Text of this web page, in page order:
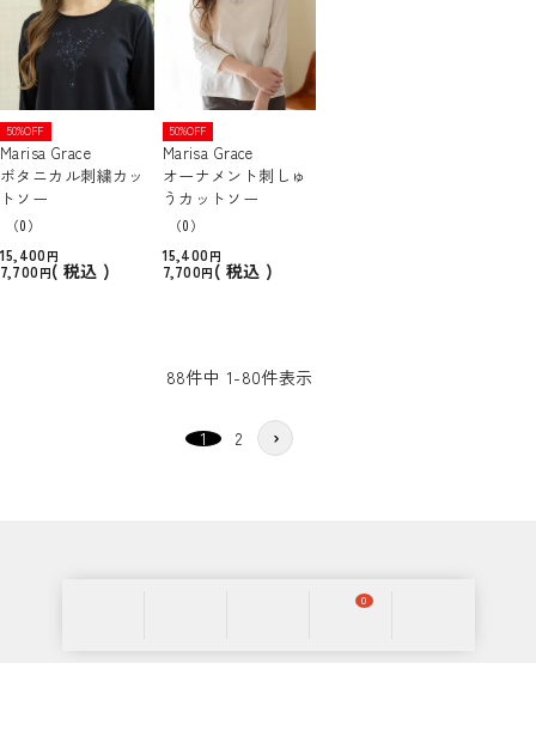
0
50%OFF
Marisa Grace
ボタニカル刺繍カッ
トソー
（0）
15,400
7,700
税込
50%OFF
Marisa Grace
オーナメント刺しゅ
うカットソー
（0）
15,400
7,700
税込
88件中 1-80件表示
1 2